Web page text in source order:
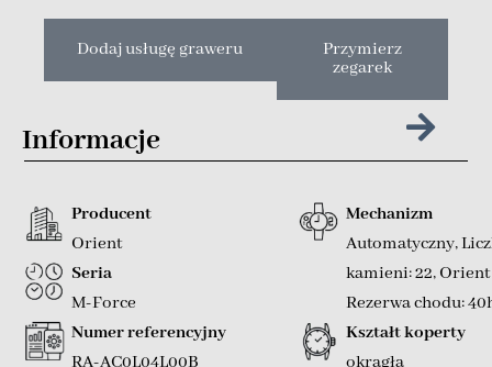
Dodaj usługę graweru
Przymierz
zegarek
Informacje
Producent
Orient
Seria
M-Force
Numer referencyjny
RA-AC0L04L00B
Mechanizm
Automatyczny,
kamieni: 22, Orient
Rezerwa chodu:
Kształt koperty
okrągła